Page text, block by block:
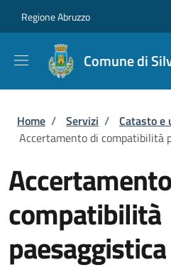
Regione Abruzzo
Comune di
Briciole di pane
Home / Servizi / Catasto e
Accertamento di compatibilità
compatibilità
paesaggistica